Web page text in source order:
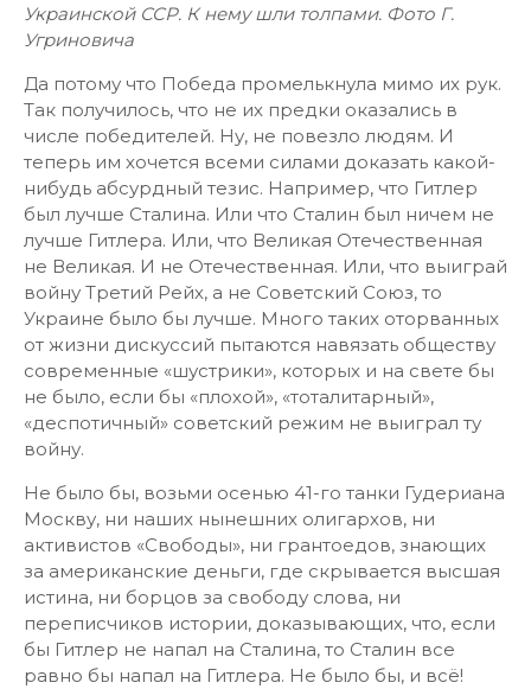
Украинской ССР. К нему шли толпами. Фото Г.
Угриновича
Да потому что Победа промелькнула мимо их рук.
Так получилось, что не их предки оказались в
числе победителей. Ну, не повезло людям. И
теперь им хочется всеми силами доказать какой-
нибудь абсурдный тезис. Например, что Гитлер
был лучше Сталина. Или что Сталин был ничем не
лучше Гитлера. Или, что Великая Отечественная
не Великая. И не Отечественная. Или, что выиграй
войну Третий Рейх, а не Советский Союз, то
Украине было бы лучше. Много таких оторванных
от жизни дискуссий пытаются навязать обществу
современные «шустрики», которых и на свете бы
не было, если бы «плохой», «тоталитарный»,
«деспотичный» советский режим не выиграл ту
войну.
Не было бы, возьми осенью 41-го танки Гудериана
Москву, ни наших нынешних олигархов, ни
активистов «Свободы», ни грантоедов, знающих
за американские деньги, где скрывается высшая
истина, ни борцов за свободу слова, ни
переписчиков истории, доказывающих, что, если
бы Гитлер не напал на Сталина, то Сталин все
равно бы напал на Гитлера. Не было бы, и всё!